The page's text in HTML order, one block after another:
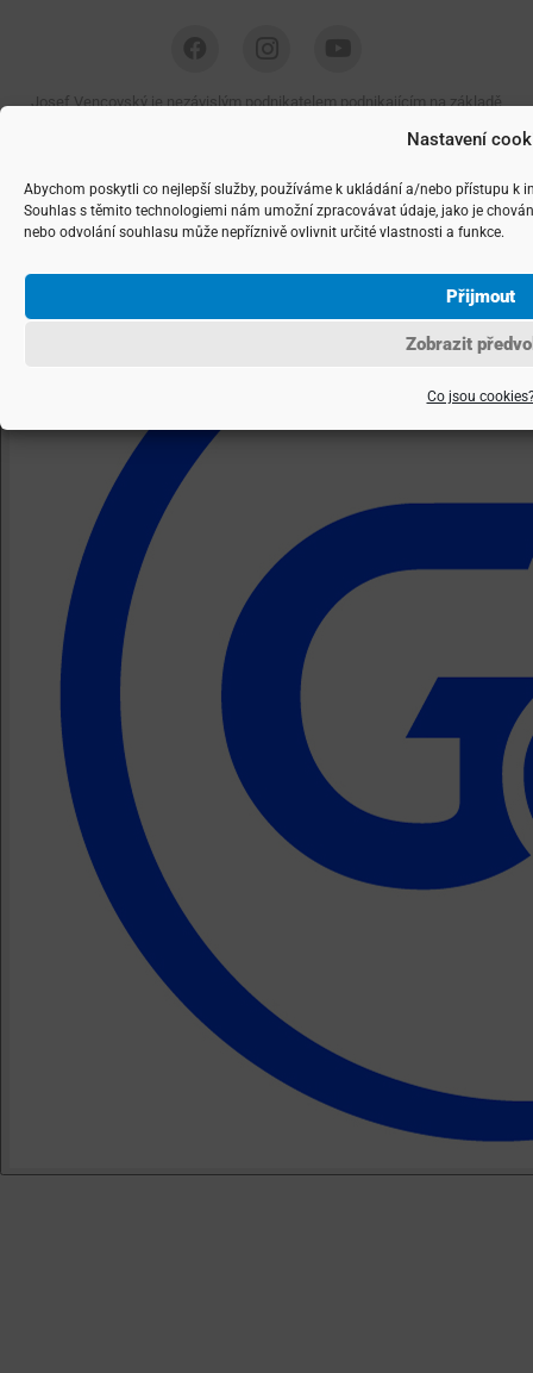
Nastavení
Abychom poskytli co nejlepší služby, používáme k ukládání a/nebo přístupu k
Souhlas s těmito technologiemi nám umožní zpracovávat údaje, jako je
nebo odvolání souhlasu může nepříznivě ovlivnit určité vlastnosti a funkce.
Přijmout
Zobrazit
Co jsou
Josef Vencovský je nezávislým podnikatelem podnikajícím na základě
Agentura maveb